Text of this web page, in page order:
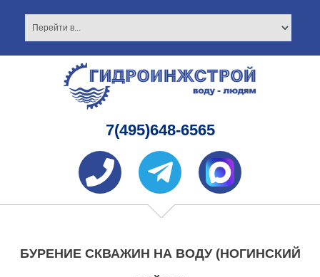
7(495)648-6565
БУРЕНИЕ СКВАЖИН НА ВОДУ (НОГИНСКИЙ